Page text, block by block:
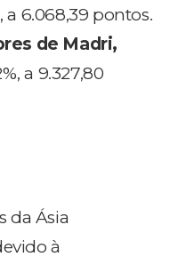
a 6.068,39 pontos.
de Madri,
a 9.327,80
da Ásia
à